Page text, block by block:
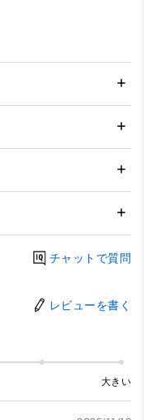
チャットで質問
レビューを書く
大きい